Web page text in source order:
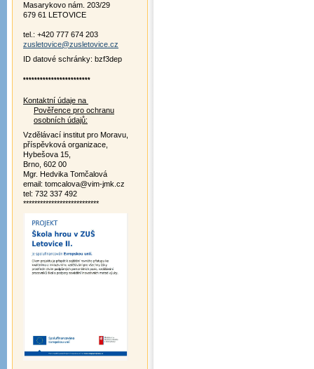
Masarykovo nám. 203/29
679 61 LETOVICE
tel.: +420 777 674 203
zusletovice@zusletovice.cz
ID datové schránky: bzf3dep
************************
Kontaktní údaje na
Pověřence pro ochranu
osobních údajů:
Vzdělávací institut pro Moravu,
příspěvková organizace,
Hybešova 15,
Brno, 602 00
Mgr. Hedvika Tomčalová
email: tomcalova@vim-jmk.cz
tel: 732 337 492
***************************